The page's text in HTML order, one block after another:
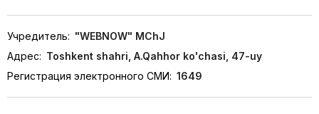
Учредитель: "WEBNOW" MChJ
Адрес: Toshkent shahri, A.Qahhor ko'chasi, 47-uy
Регистрация электронного СМИ: 1649